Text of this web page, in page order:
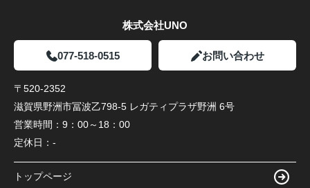
株式会社UNO
077-518-0515 お問い合わせ
〒520-2352
滋賀県野洲市冨波乙798-5 レガティプラザ野洲 6号
営業時間： 9：00～18：00
定休日： -
トップページ